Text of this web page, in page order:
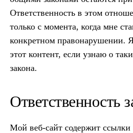
Ответственность в этом
только с момента, когда мне
конкретном правонарушении.
этот контент, если узнаю о
закона.
Ответственность
Мой веб-сайт содержит ссылки